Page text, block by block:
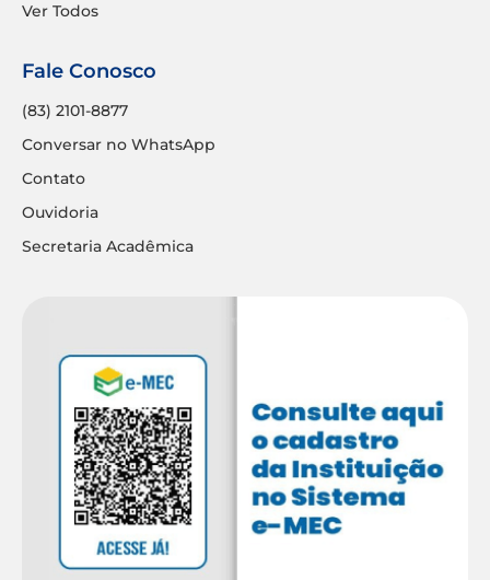
Ver Todos
Fale Conosco
(83) 2101-8877
Conversar no WhatsApp
Contato
Ouvidoria
Secretaria Acadêmica